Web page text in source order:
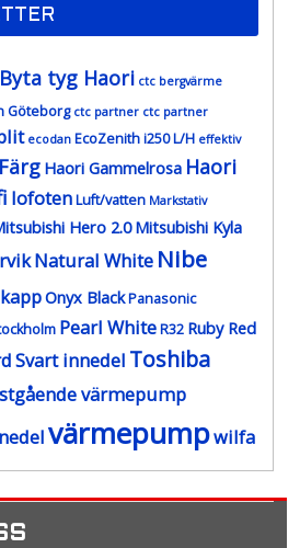
Byta tyg Haori ctc bergvärme
Göteborg ctc partner ctc partner
ecodan EcoZenith i250 L/H effektiv
Haori Gammelrosa Haori
lofotenLuft/vatten Markstativ
Hero 2.0 Mitsubishi Kyla
Natural White Nibe
Onyx BlackPanasonic
Pearl WhiteR32 Ruby Red
Svart innedel Toshiba
värmepump
värmepumpwilfa